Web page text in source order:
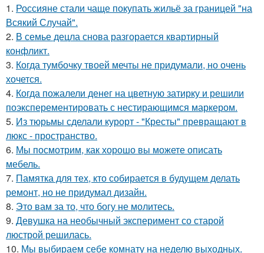
1. Россияне стали чаще покупать жильё за границей "на
Всякий Случай".
2. В семье децла снова разгорается квартирный
конфликт.
3. Когда тумбочку твоей мечты не придумали, но очень
хочется.
4. Когда пожалели денег на цветную затирку и решили
поэксперементировать с нестирающимся маркером.
5. Из тюрьмы сделали курорт - "Кресты" превращают в
люкс - пространство.
6. Мы посмотрим, как хорошо вы можете описать
мебель.
7. Памятка для тех, кто собирается в будущем делать
ремонт, но не придумал дизайн.
8. Это вам за то, что богу не молитесь.
9. Девушка на необычный эксперимент со старой
люстрой решилась.
10. Мы выбираем себе комнату на неделю выходных.